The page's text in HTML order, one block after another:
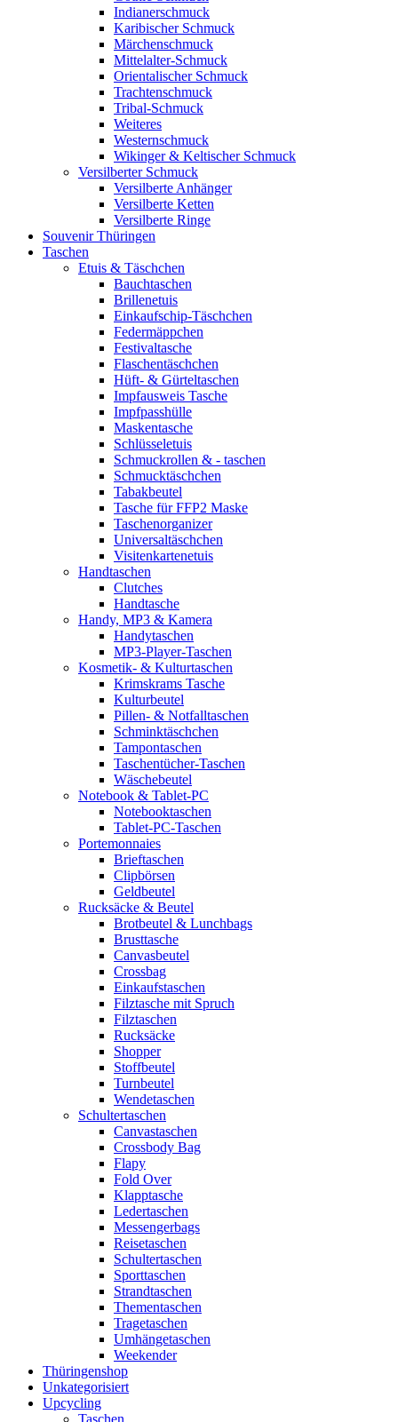
Indianerschmuck
Karibischer Schmuck
Märchenschmuck
Mittelalter-Schmuck
Orientalischer Schmuck
Trachtenschmuck
Tribal-Schmuck
Weiteres
Westernschmuck
Wikinger & Keltischer Schmuck
Versilberter Schmuck
Versilberte Anhänger
Versilberte Ketten
Versilberte Ringe
Souvenir Thüringen
Taschen
Etuis & Täschchen
Bauchtaschen
Brillenetuis
Einkaufschip-Täschchen
Federmäppchen
Festivaltasche
Flaschentäschchen
Hüft- & Gürteltaschen
Impfausweis Tasche
Impfpasshülle
Maskentasche
Schlüsseletuis
Schmuckrollen & - taschen
Schmucktäschchen
Tabakbeutel
Tasche für FFP2 Maske
Taschenorganizer
Universaltäschchen
Visitenkartenetuis
Handtaschen
Clutches
Handtasche
Handy, MP3 & Kamera
Handytaschen
MP3-Player-Taschen
Kosmetik- & Kulturtaschen
Krimskrams Tasche
Kulturbeutel
Pillen- & Notfalltaschen
Schminktäschchen
Tampontaschen
Taschentücher-Taschen
Wäschebeutel
Notebook & Tablet-PC
Notebooktaschen
Tablet-PC-Taschen
Portemonnaies
Brieftaschen
Clipbörsen
Geldbeutel
Rucksäcke & Beutel
Brotbeutel & Lunchbags
Brusttasche
Canvasbeutel
Crossbag
Einkaufstaschen
Filztasche mit Spruch
Filztaschen
Rucksäcke
Shopper
Stoffbeutel
Turnbeutel
Wendetaschen
Schultertaschen
Canvastaschen
Crossbody Bag
Flapy
Fold Over
Klapptasche
Ledertaschen
Messengerbags
Reisetaschen
Schultertaschen
Sporttaschen
Strandtaschen
Thementaschen
Tragetaschen
Umhängetaschen
Weekender
Thüringenshop
Unkategorisiert
Upcycling
Taschen